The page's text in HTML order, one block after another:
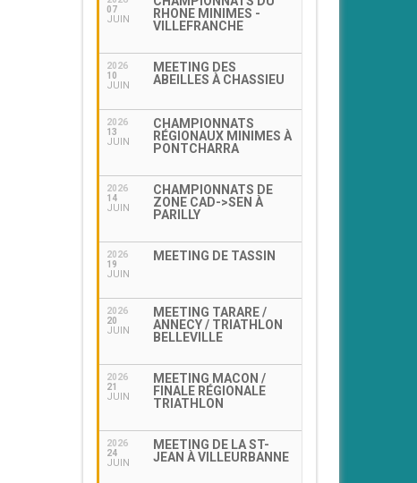
07
JUIN
RHONE MINIMES -
VILLEFRANCHE
2026
10
JUIN
MEETING DES
ABEILLES À CHASSIEU
2026
13
JUIN
CHAMPIONNATS
RÉGIONAUX MINIMES À
PONTCHARRA
2026
14
JUIN
CHAMPIONNATS DE
ZONE CAD->SEN À
PARILLY
2026
19
JUIN
MEETING DE TASSIN
2026
20
JUIN
MEETING TARARE /
ANNECY / TRIATHLON
BELLEVILLE
2026
21
JUIN
MEETING MACON /
FINALE RÉGIONALE
TRIATHLON
2026
24
JUIN
MEETING DE LA ST-
JEAN À VILLEURBANNE